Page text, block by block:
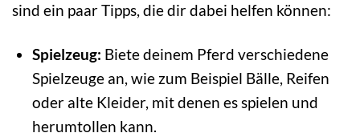
sind ein paar Tipps, die dir dabei helfen können:
Spielzeug: Biete deinem Pferd verschiedene
Spielzeuge an, wie zum Beispiel Bälle, Reifen
oder alte Kleider, mit denen es spielen und
herumtollen kann.